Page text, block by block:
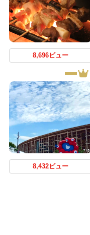
8,696ビュー
8,432ビュー